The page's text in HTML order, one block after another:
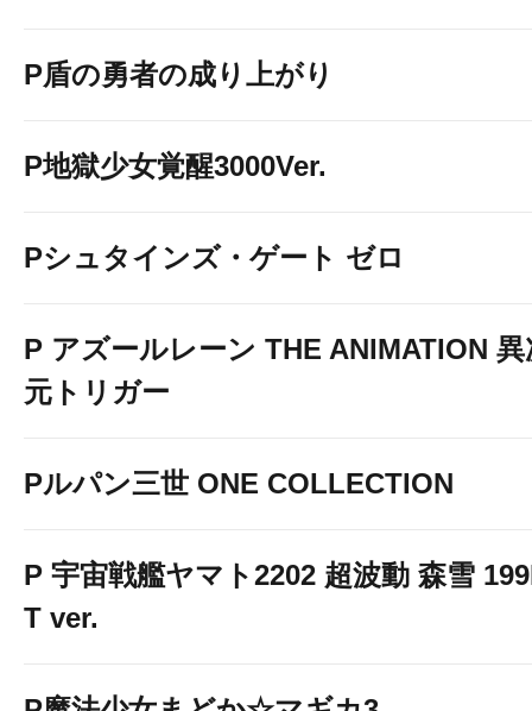
P盾の勇者の成り上がり
P地獄少女覚醒3000Ver.
Pシュタインズ・ゲート ゼロ
P アズールレーン THE ANIMATION 異
元トリガー
Pルパン三世 ONE COLLECTION
P 宇宙戦艦ヤマト2202 超波動 森雪
T ver.